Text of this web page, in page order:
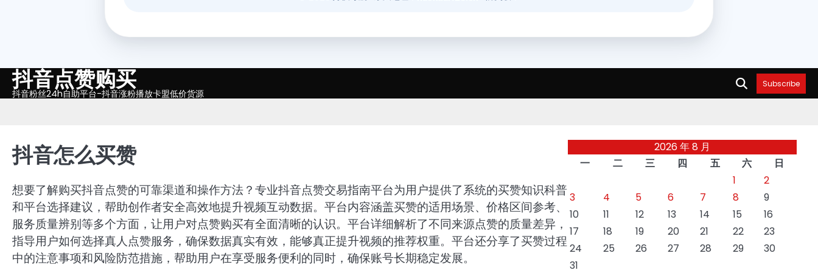
Skip抖音点赞购买
抖音粉丝24h自助平台-抖音涨粉播放卡盟低价货源
Subscribe
抖音怎么买赞
想要了解购买抖音点赞的可靠渠道和操作方法？专业抖音点赞交易指南平台为用户提供了系统的买赞知识科普
和平台选择建议，帮助创作者安全高效地提升视频互动数据。平台内容涵盖买赞的适用场景、价格区间参考、
服务质量辨别等多个方面，让用户对点赞购买有全面清晰的认识。平台详细解析了不同来源点赞的质量差异，
指导用户如何选择真人点赞服务，确保数据真实有效，能够真正提升视频的推荐权重。平台还分享了买赞过程
中的注意事项和风险防范措施，帮助用户在享受服务便利的同时，确保账号长期稳定发展。
2026 年 8 月
一
二 三 四 五 六
日
1
2
3
4 5 6 7 8
9
10
11 12 13 14 15
16
17
18 19 20 21 22
23
24
25 26 27 28 29
30
31